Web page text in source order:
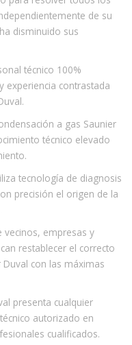
de su
disminuido sus
técnico 100%
experiencia contrastada
a gas Saunier
técnico elevado
tecnología de diagnosis
precisión el origen de la
vecinos, empresas y
restablecer el correcto
con las máximas
presenta cualquier
autorizado en
cualificados.